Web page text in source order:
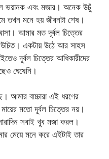
ভয়ানক এবং মজার। অনেক উচুঁ
তখন মনে হয় জীবনটা শেষ।
আমার মত দূর্বল চিত্তের
উচিত। একটায় উঠে আর সাহস
দূর্বল চিত্তের আধিকারীদের
ঘেষেনি।
আমার বাচ্চারা এই ধরণের
মতো দূর্বল চিত্তের নয়।
সবাই খুব মজা করল।
মেয়ে মনে করে এইটাই তার